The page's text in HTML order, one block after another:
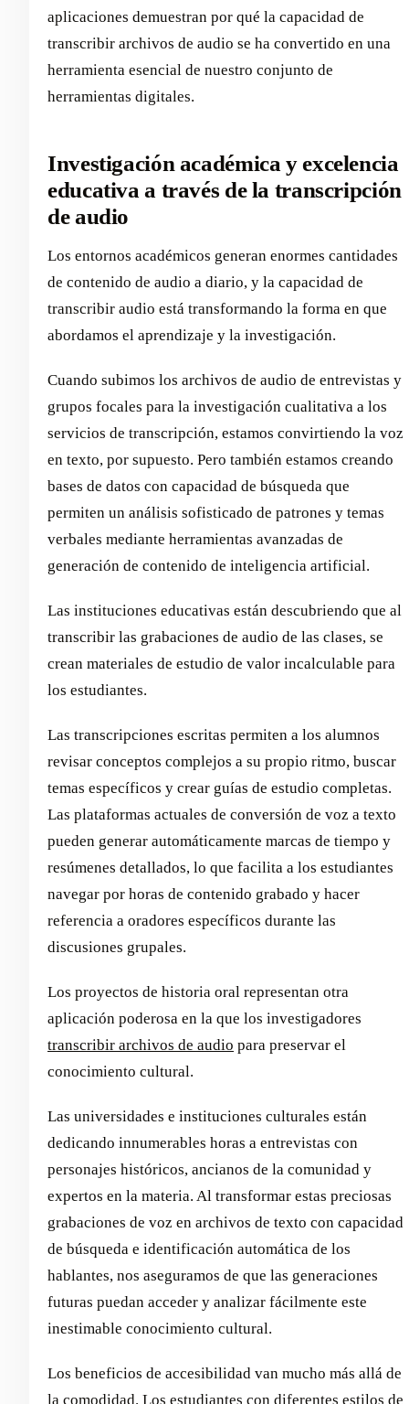
aplicaciones demuestran por qué la capacidad de
transcribir archivos de audio se ha convertido en una
herramienta esencial de nuestro conjunto de
herramientas digitales.
Investigación académica y excelencia
educativa a través de la transcripción
de audio
Los entornos académicos generan enormes cantidades
de contenido de audio a diario, y la capacidad de
transcribir audio está transformando la forma en que
abordamos el aprendizaje y la investigación.
Cuando subimos los archivos de audio de entrevistas y
grupos focales para la investigación cualitativa a los
servicios de transcripción, estamos convirtiendo la voz
en texto, por supuesto. Pero también estamos creando
bases de datos con capacidad de búsqueda que
permiten un análisis sofisticado de patrones y temas
verbales mediante herramientas avanzadas de
generación de contenido de inteligencia artificial.
Las instituciones educativas están descubriendo que al
transcribir las grabaciones de audio de las clases, se
crean materiales de estudio de valor incalculable para
los estudiantes.
Las transcripciones escritas permiten a los alumnos
revisar conceptos complejos a su propio ritmo, buscar
temas específicos y crear guías de estudio completas.
Las plataformas actuales de conversión de voz a texto
pueden generar automáticamente marcas de tiempo y
resúmenes detallados, lo que facilita a los estudiantes
navegar por horas de contenido grabado y hacer
referencia a oradores específicos durante las
discusiones grupales.
Los proyectos de historia oral representan otra
aplicación poderosa en la que los investigadores
transcribir archivos de audio para preservar el
conocimiento cultural.
Las universidades e instituciones culturales están
dedicando innumerables horas a entrevistas con
personajes históricos, ancianos de la comunidad y
expertos en la materia. Al transformar estas preciosas
grabaciones de voz en archivos de texto con capacidad
de búsqueda e identificación automática de los
hablantes, nos aseguramos de que las generaciones
futuras puedan acceder y analizar fácilmente este
inestimable conocimiento cultural.
Los beneficios de accesibilidad van mucho más allá de
la comodidad. Los estudiantes con diferentes estilos de